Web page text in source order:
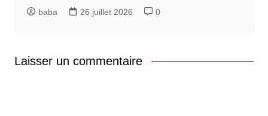
baba 26 juillet 2026 0
Laisser un commentaire